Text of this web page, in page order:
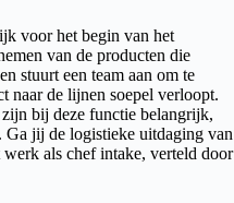
voor het begin van het
van de producten die
stuurt een team aan om te
naar de lijnen soepel verloopt.
bij deze functie belangrijk,
jij de logistieke uitdaging van
werk als chef intake, verteld door